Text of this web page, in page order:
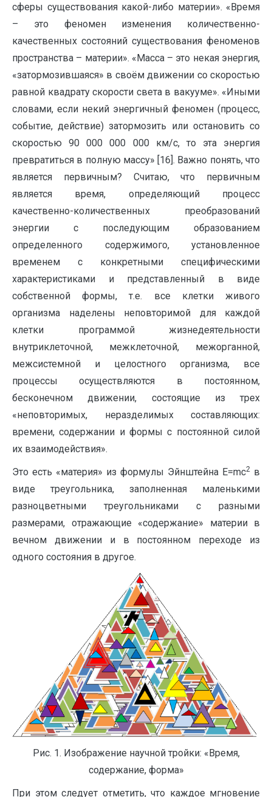
сферы существования какой-либо материи». «Время
– это феномен изменения количественно-
качественных состояний существования феноменов
пространства – материи». «Масса – это некая энергия,
«затормозившаяся» в своём движении со скоростью
равной квадрату скорости света в вакууме». «Иными
словами, если некий энергичный феномен (процесс,
событие, действие) затормозить или остановить со
скоростью 90 000 000 000 км/с, то эта энергия
превратиться в полную массу» [16]. Важно понять, что
является первичным? Считаю, что первичным
является время, определяющий процесс
качественно-количественных преобразований
энергии с последующим образованием
определенного содержимого, установленное
временем с конкретными специфическими
характеристиками и представленный в виде
собственной формы, т.е. все клетки живого
организма наделены неповторимой для каждой
клетки программой жизнедеятельности
внутриклеточной, межклеточной, межорганной,
межсистемной и целостного организма, все
процессы осуществляются в постоянном,
бесконечном движении, состоящие из трех
«неповторимых, неразделимых составляющих:
времени, содержании и формы с постоянной силой
их взаимодействия».
Это есть «материя» из формулы Эйнштейна E=mc2 в
виде треугольника, заполненная маленькими
разноцветными треугольниками с разными
размерами, отражающие «содержание» материи в
вечном движении и в постоянном переходе из
одного состояния в другое.
Рис. 1. Изображение научной тройки: «Время,
содержание, форма»
При этом следует отметить, что каждое мгновение